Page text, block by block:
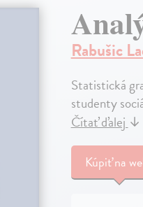
Rabušic
Statistická
studenty
Čítať ďalej↓
Kúpiťna